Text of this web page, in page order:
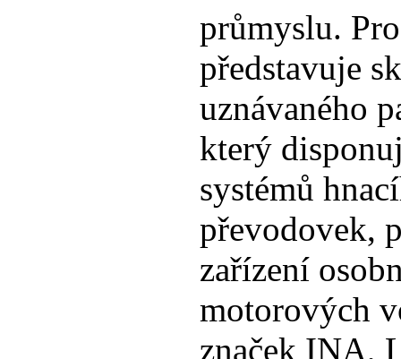
průmyslu.
představuje
uznávaného
který
systémů
převodovek,
zařízení
motorových
značek INA,